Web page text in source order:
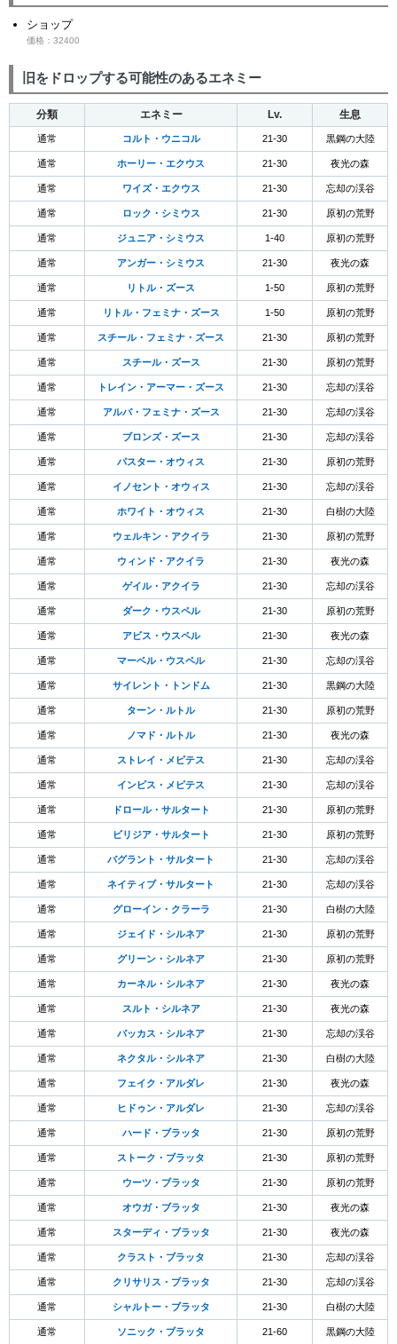
ショップ
価格：32400
旧をドロップする可能性のあるエネミー
分類 エネミー Lv. 生息
通常 コルト・ウニコル 21-30 黒鋼の大陸
通常 ホーリー・エクウス 21-30 夜光の森
通常 ワイズ・エクウス 21-30 忘却の渓谷
通常 ロック・シミウス 21-30 原初の荒野
通常 ジュニア・シミウス 1-40 原初の荒野
通常 アンガー・シミウス 21-30 夜光の森
通常 リトル・ズース 1-50 原初の荒野
通常 リトル・フェミナ・ズース 1-50 原初の荒野
通常 スチール・フェミナ・ズース 21-30 原初の荒野
通常 スチール・ズース 21-30 原初の荒野
通常 トレイン・アーマー・ズース 21-30 忘却の渓谷
通常 アルバ・フェミナ・ズース 21-30 忘却の渓谷
通常 ブロンズ・ズース 21-30 忘却の渓谷
通常 パスター・オウィス 21-30 原初の荒野
通常 イノセント・オウィス 21-30 忘却の渓谷
通常 ホワイト・オウィス 21-30 白樹の大陸
通常 ウェルキン・アクイラ 21-30 原初の荒野
通常 ウィンド・アクイラ 21-30 夜光の森
通常 ゲイル・アクイラ 21-30 忘却の渓谷
通常 ダーク・ウスペル 21-30 原初の荒野
通常 アビス・ウスペル 21-30 夜光の森
通常 マーベル・ウスペル 21-30 忘却の渓谷
通常 サイレント・トンドム 21-30 黒鋼の大陸
通常 ターン・ルトル 21-30 原初の荒野
通常 ノマド・ルトル 21-30 夜光の森
通常 ストレイ・メピテス 21-30 忘却の渓谷
通常 インピス・メピテス 21-30 忘却の渓谷
通常 ドロール・サルタート 21-30 原初の荒野
通常 ビリジア・サルタート 21-30 原初の荒野
通常 バグラント・サルタート 21-30 忘却の渓谷
通常 ネイティブ・サルタート 21-30 忘却の渓谷
通常 グローイン・クラーラ 21-30 白樹の大陸
通常 ジェイド・シルネア 21-30 原初の荒野
通常 グリーン・シルネア 21-30 原初の荒野
通常 カーネル・シルネア 21-30 夜光の森
通常 スルト・シルネア 21-30 夜光の森
通常 バッカス・シルネア 21-30 忘却の渓谷
通常 ネクタル・シルネア 21-30 白樹の大陸
通常 フェイク・アルダレ 21-30 夜光の森
通常 ヒドゥン・アルダレ 21-30 忘却の渓谷
通常 ハード・ブラッタ 21-30 原初の荒野
通常 ストーク・ブラッタ 21-30 原初の荒野
通常 ウーツ・ブラッタ 21-30 原初の荒野
通常 オウガ・ブラッタ 21-30 夜光の森
通常 スターディ・ブラッタ 21-30 夜光の森
通常 クラスト・ブラッタ 21-30 忘却の渓谷
通常 クリサリス・ブラッタ 21-30 忘却の渓谷
通常 シャルトー・ブラッタ 21-30 白樹の大陸
通常 ソニック・ブラッタ 21-60 黒鋼の大陸